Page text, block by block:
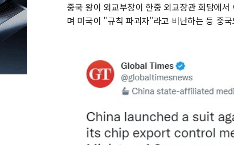
중국 왕이 외교부장이 한중 외교장관 회담에
며 미국이 "규칙 파괴자"라고 비난하는 등 중